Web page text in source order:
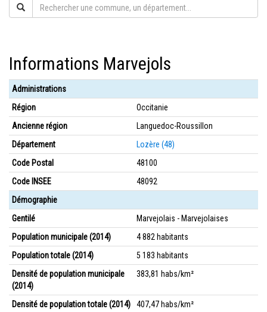
Informations Marvejols
Administrations
Région
Occitanie
Ancienne région
Languedoc-Roussillon
Département
Lozère (48)
Code Postal
48100
Code INSEE
48092
Démographie
Gentilé
Marvejolais - Marvejolaises
Population municipale (2014)
4 882 habitants
Population totale (2014)
5 183 habitants
Densité de population municipale
(2014)
383,81 habs/km²
Densité de population totale (2014)
407,47 habs/km²